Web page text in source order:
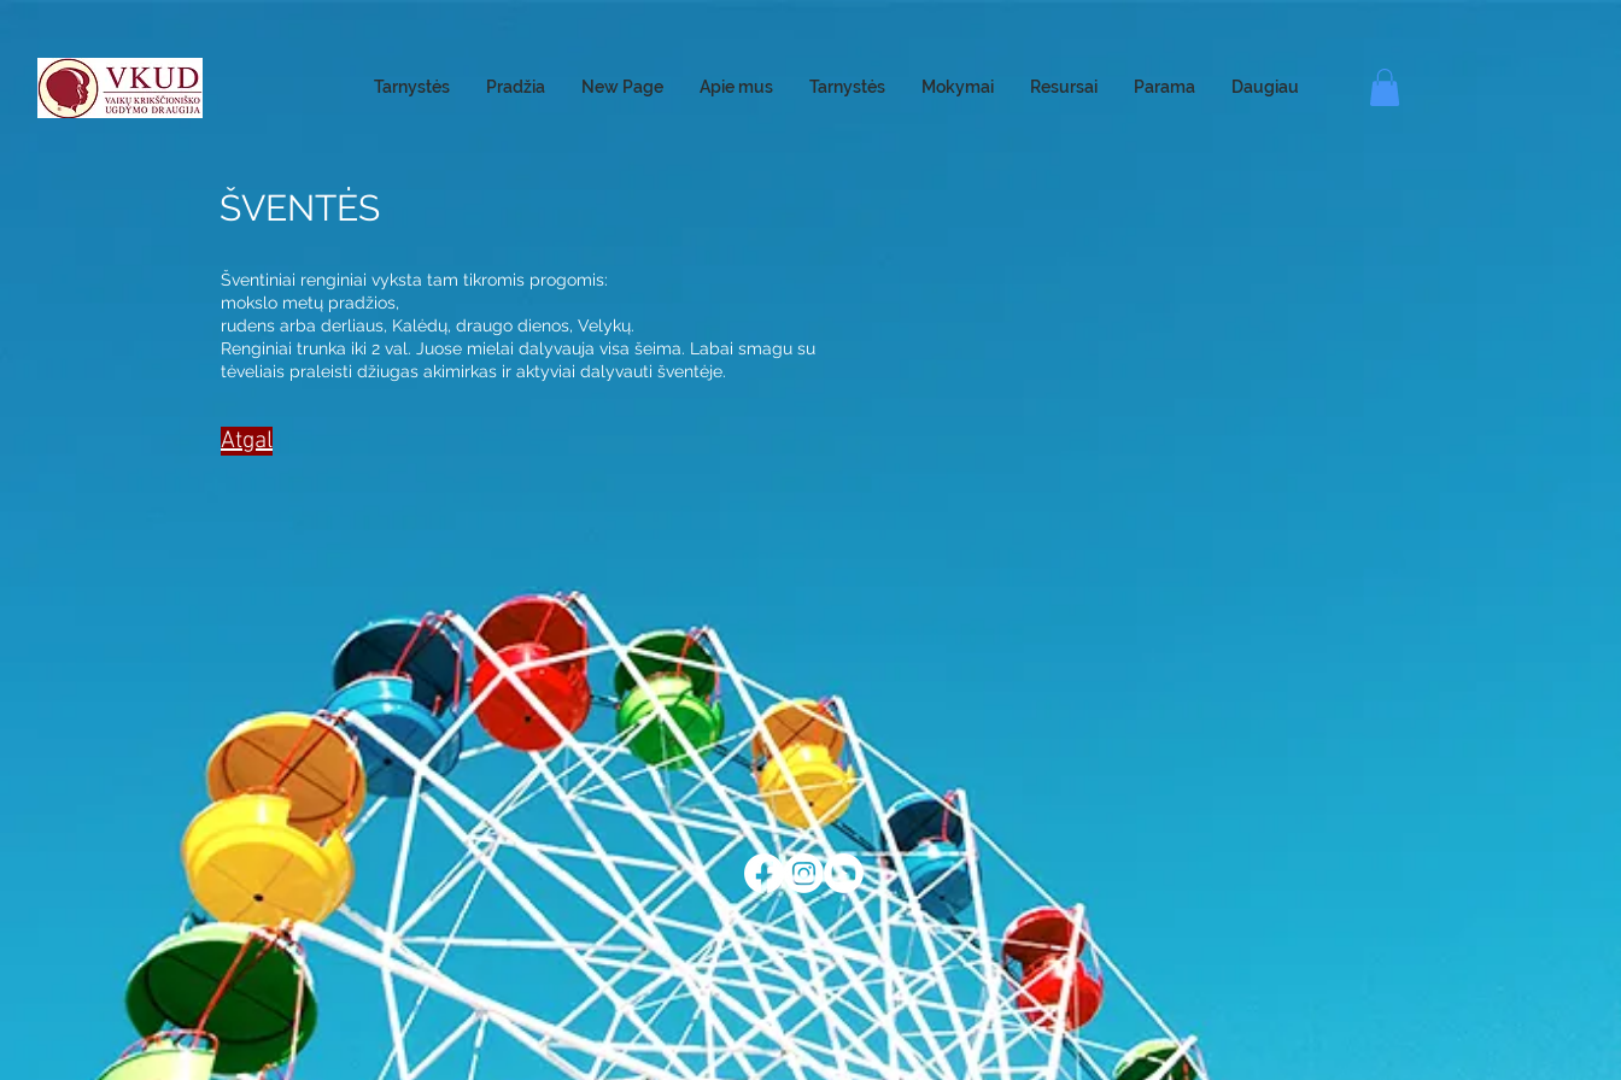
Tarnystės Pradžia New Page Apie mus Tarnystės Mokymai Resursai Parama Daugiau
ŠVENTĖS
Šventiniai renginiai vyksta tam tikromis progomis:
mokslo metų pradžios,
rudens arba derliaus, Kalėdų, draugo dienos, Velykų.
Renginiai trunka iki 2 val. Juose mielai dalyvauja visa šeima. Labai smagu su
tėveliais praleisti džiugas akimirkas ir aktyviai dalyvauti šventėje.
Atgal